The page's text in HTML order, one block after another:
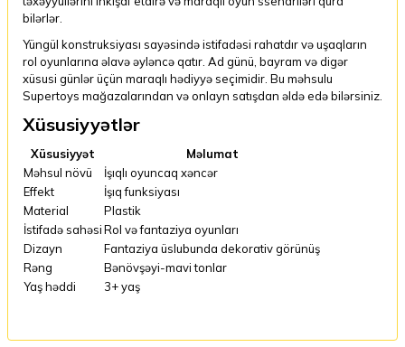
bilərlər.
Yüngül konstruksiyası sayəsində istifadəsi rahatdır və uşaqların
rol oyunlarına əlavə əyləncə qatır. Ad günü, bayram və digər
xüsusi günlər üçün maraqlı hədiyyə seçimidir. Bu məhsulu
Supertoys mağazalarından və onlayn satışdan əldə edə bilərsiniz.
Xüsusiyyətlər
Xüsusiyyət
Məlumat
Məhsul növü
İşıqlı oyuncaq xəncər
Effekt
İşıq funksiyası
Material
Plastik
İstifadə sahəsiRol və fantaziya oyunları
Dizayn
Fantaziya üslubunda dekorativ görünüş
Rəng
Bənövşəyi-mavi tonlar
Yaş həddi
3+ yaş